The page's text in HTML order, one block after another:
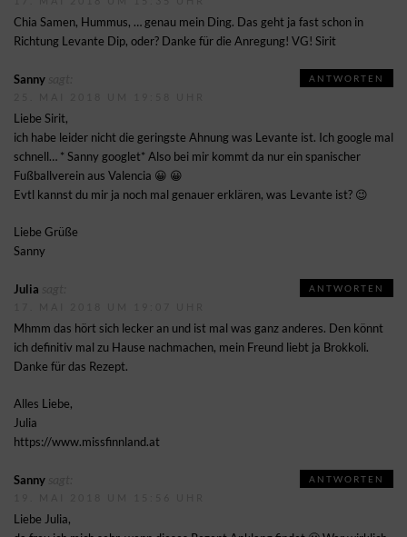
Chia Samen, Hummus, … genau mein Ding. Das geht ja fast schon in
Richtung Levante Dip, oder? Danke für die Anregung! VG! Sirit
Sanny
Liebe Sirit,
ich habe leider nicht die geringste Ahnung was Levante ist. Ich google mal
schnell… * Sanny googlet* Also bei mir kommt da nur ein spanischer
Fußballverein aus Valencia 😀 😀
Evtl kannst du mir ja noch mal genauer erklären, was Levante ist? 😉
Liebe Grüße
Sanny
ANTWORTEN
Julia
Mhmm das hört sich lecker an und ist mal was ganz anderes. Den könnt
ich definitiv mal zu Hause nachmachen, mein Freund liebt ja Brokkoli.
Danke für das Rezept.
Alles Liebe,
Julia
https://www.missfinnland.at
ANTWORTEN
Sanny
Liebe Julia,
ANTWORTEN